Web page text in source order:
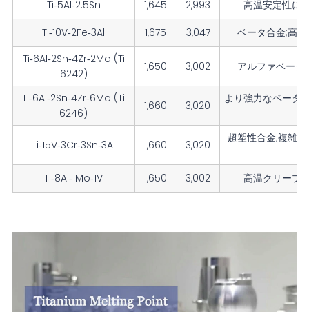
Ti-5Al-2.5Sn
1,645 2,993
高温安定性に
Ti-10V-2Fe-3Al
1,675 3,047
ベータ合金;高
Ti-6Al-2Sn-4Zr-2Mo (Ti
6242)
1,650 3,002 アルファベータ
Ti-6Al-2Sn-4Zr-6Mo (Ti
6246)
1,660 3,020
より強力なベータ
Ti-15V-3Cr-3Sn-3Al 1,660 3,020
超塑性合金;複雑
Ti-8Al-1Mo-1V
1,650 3,002 高温クリープ